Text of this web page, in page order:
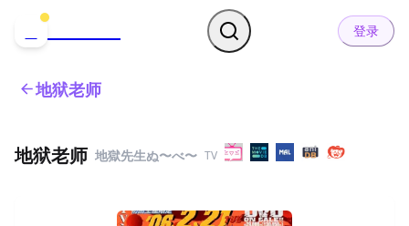
登录
地狱老师
地狱老师 地獄先生ぬ〜べ〜 TV